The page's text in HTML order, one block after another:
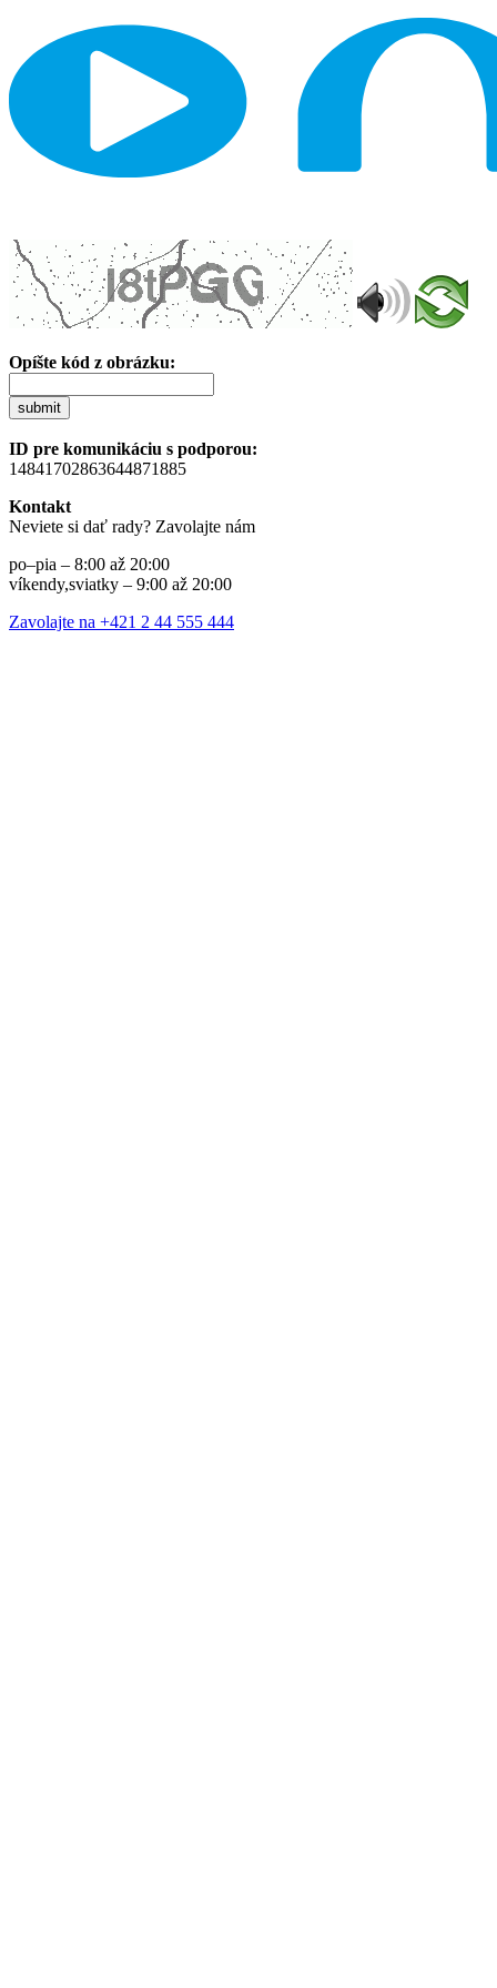
Opíšte kód z obrázku:
submit
ID pre komunikáciu s podporou:
14841702863644871885
Kontakt
Neviete si dať rady? Zavolajte nám
po–pia – 8:00 až 20:00
víkendy,sviatky – 9:00 až 20:00
Zavolajte na +421 2 44 555 444